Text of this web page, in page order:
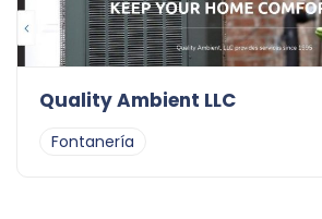
Quality Ambient LLC
Fontanería